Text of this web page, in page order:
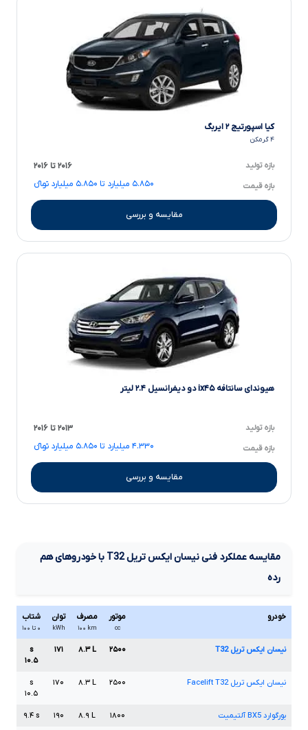
کیا اسپورتیج ۲ ایربگ
۴ گرمکن
بازه تولید ۲۰۱۶ تا ۲۰۱۶
بازه قیمت ۵.۸۵۰ میلیارد تا ۵.۸۵۰ میلیارد تومانءءء
مقایسه و بررسی
هیوندای سانتافه ix۴۵ دو دیفرانسیل ۲.۴ لیتر
بازه تولید ۲۰۱۳ تا ۲۰۱۶
بازه قیمت ۴.۳۳۰ میلیارد تا ۵.۸۵۰ میلیارد تومانءءء
مقایسه و بررسی
مقایسه عملکرد فنینیسان ایکس تریلT32 با خودروهای هم
رده
خودرو موتور
cc
مصرف
km ۱۰۰
توان
kWh
شتاب
۰ تا ۱۰۰
نیسان ایکس تریلT32 ۲۵۰۰ L ۸.۳ ۱۷۱
s
۱۰.۵
نیسان ایکس تریلT32
Facelift ۲۵۰۰ L ۸.۳ ۱۷۰
s
۱۰.۵
بورگوارد BX5 آلتیمیت ۱۸۰۰ L ۸.۹ ۱۹۰ s ۹.۴